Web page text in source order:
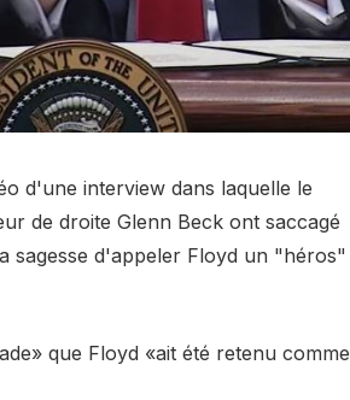
d'une interview dans laquelle le
de droite Glenn Beck ont ​​saccagé
sagesse d'appeler Floyd un "héros"
que Floyd «ait été retenu comme